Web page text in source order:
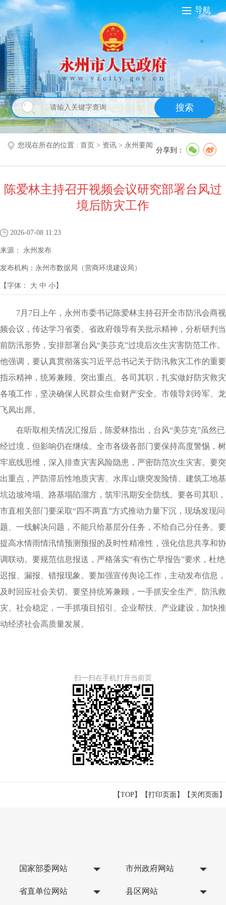
导航
搜索
您现在所在的位置 : 首页 > 资讯 > 永州要闻
分享到：
陈爱林主持召开视频会议研究部署台风过
境后防灾工作
2026-07-08 11:23
来源： 永州发布
发布机构： 永州市数据局（营商环境建设局）
【字体： 大 中 小】
7月7日上午，永州市委书记陈爱林主持召开全市防汛会商视
频会议，传达学习省委、省政府领导有关批示精神，分析研判当
前防汛形势，安排部署台风“美莎克”过境后次生灾害防范工作。
他强调，要认真贯彻落实习近平总书记关于防汛救灾工作的重要
指示精神，统筹兼顾、突出重点、各司其职，扎实做好防灾救灾
各项工作，坚决确保人民群众生命财产安全。市领导刘玲军、龙
飞凤出席。
在听取相关情况汇报后，陈爱林指出，台风“美莎克”虽然已
经过境，但影响仍在继续。全市各级各部门要保持高度警惕，树
牢底线思维，深入排查灾害风险隐患，严密防范次生灾害。要突
出重点，严防滞后性地质灾害、水库山塘突发险情、建筑工地基
坑边坡垮塌、路基塌陷溜方，筑牢汛期安全防线。要各司其职，
市直相关部门要采取“四不两直”方式推动力量下沉，现场发现问
题、一线解决问题，不能只给基层分任务，不给自己分任务。要
提高水情雨情汛情预测预报的及时性精准性，强化信息共享和协
调联动。要规范信息报送，严格落实“有伤亡早报告”要求，杜绝
迟报、漏报、错报现象。要加强宣传舆论工作，主动发布信息，
及时回应社会关切。要坚持统筹兼顾，一手抓安全生产、防汛救
灾、社会稳定，一手抓项目招引、企业帮扶、产业建设，加快推
动经济社会高质量发展。
扫一扫在手机打开当前页
【TOP】 【打印页面】【 关闭页面】
国家部委网站 市州政府网站
省直单位网站 县区网站